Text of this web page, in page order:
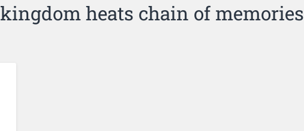
kingdom heats chain of memories